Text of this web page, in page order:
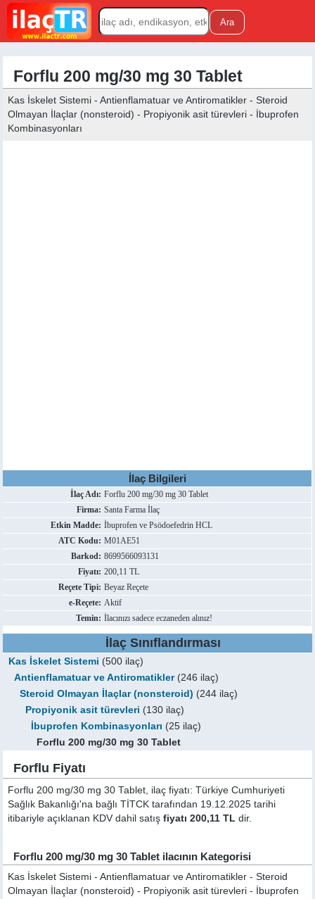
Forflu 200 mg/30 mg 30 Tablet
Kas İskelet Sistemi - Antienflamatuar ve Antiromatikler - Steroid
Olmayan İlaçlar (nonsteroid) - Propiyonik asit türevleri - İbuprofen
Kombinasyonları
İlaç Bilgileri
İlaç Adı: Forflu 200 mg/30 mg 30 Tablet
Firma: Santa Farma İlaç
Etkin Madde: İbuprofen ve Psödoefedrin HCL
ATC Kodu: M01AE51
Barkod: 8699566093131
Fiyatı: 200,11 TL
Reçete Tipi: Beyaz Reçete
e-Reçete: Aktif
Temin: İlacınızı sadece eczaneden alınız!
İlaç Sınıflandırması
Kas İskelet Sistemi (500 ilaç)
Antienflamatuar ve Antiromatikler(246 ilaç)
Steroid Olmayan İlaçlar (nonsteroid) (244 ilaç)
Propiyonik asit türevleri (130 ilaç)
İbuprofen Kombinasyonları (25 ilaç)
Forflu 200 mg/30 mg 30 Tablet
Forflu Fiyatı
Forflu 200 mg/30 mg 30 Tablet, ilaç fiyatı: Türkiye Cumhuriyeti
Sağlık Bakanlığı'na bağlı TİTCK tarafından 19.12.2025 tarihi
itibariyle açıklanan KDV dahil satışfiyatı 200,11 TL dir.
Forflu 200 mg/30 mg 30 Tablet ilacının Kategorisi
Kas İskelet Sistemi - Antienflamatuar ve Antiromatikler - Steroid
Olmayan İlaçlar (nonsteroid) - Propiyonik asit türevleri - İbuprofen